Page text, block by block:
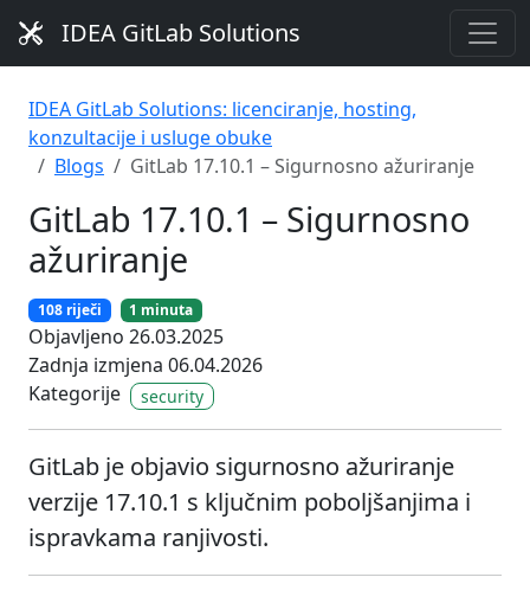
IDEA GitLab Solutions
IDEA GitLab Solutions: licenciranje, hosting,
konzultacije i usluge obuke
Blogs
GitLab 17.10.1 – Sigurnosno ažuriranje
GitLab 17.10.1 – Sigurnosno
ažuriranje
108 riječi 1 minuta
Objavljeno 26.03.2025
Zadnja izmjena 06.04.2026
Kategorije
security
GitLab je objavio sigurnosno ažuriranje
verzije 17.10.1 s ključnim poboljšanjima i
ispravkama ranjivosti.